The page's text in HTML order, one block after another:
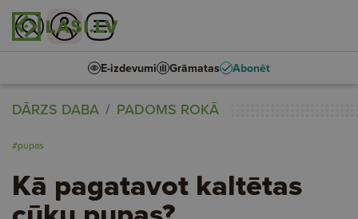
E-izdevumi Grāmatas Abonēt
DĀRZS DABA PADOMS ROKĀ
#pupas
Kā pagatavot kaltētas